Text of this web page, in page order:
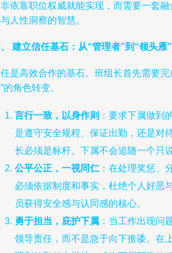
依靠职位权威就能实现，而需要一套
人性洞察的智慧。
建立信任基石：从“管理者”到“领头雁”
是高效合作的基石。班组长首先需要完
的角色转变。
言行一致，以身作则 ：要求下属做到
是遵守安全规程、保证出勤，还是对
长必须是标杆。下属不会追随一个只
公平公正，一视同仁 ：在处理奖惩、
必须依据制度和事实，杜绝个人好恶
员获得安全感与认同感的核心。
勇于担当，庇护下属 ：当工作出现问
领导责任，而不是急于向下推诿。在